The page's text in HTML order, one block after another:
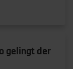
gelingt der